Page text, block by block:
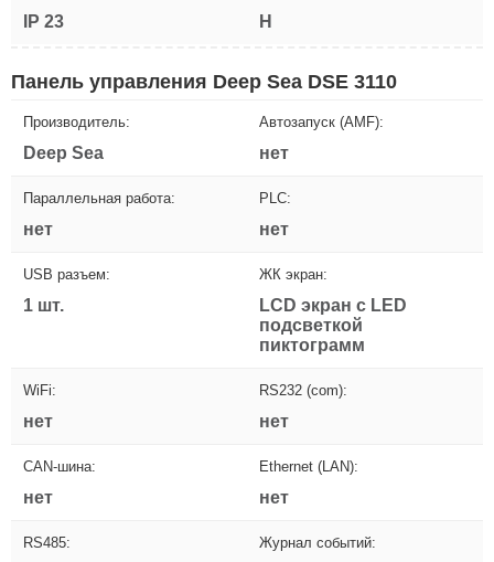
IP 23 H
Панель управления Deep Sea DSE 3110
Производитель:
Deep Sea
Автозапуск (AMF):
нет
Параллельная работа:
нет
PLC:
нет
USB разъем:
1 шт.
ЖК экран:
LCD экран с LED
подсветкой
пиктограмм
WiFi:
нет
RS232 (com):
нет
CAN-шина:
нет
Ethernet (LAN):
нет
RS485: Журнал событий: